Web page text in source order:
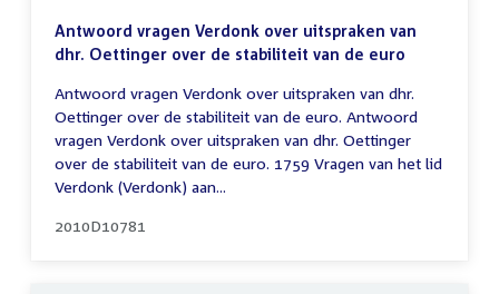
Antwoord vragen Verdonk over uitspraken van
dhr. Oettinger over de stabiliteit van de euro
Antwoord vragen Verdonk over uitspraken van dhr.
Oettinger over de stabiliteit van de euro. Antwoord
vragen Verdonk over uitspraken van dhr. Oettinger
over de stabiliteit van de euro. 1759 Vragen van het lid
Verdonk (Verdonk) aan...
2010D10781